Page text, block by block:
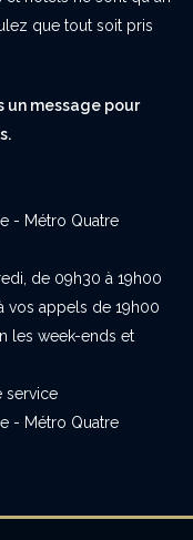
que tout soit pris
un message pour
- Métro Quatre
de 09h30 à 19h00
vos appels de 19h00
les week-ends et
service
- Métro Quatre